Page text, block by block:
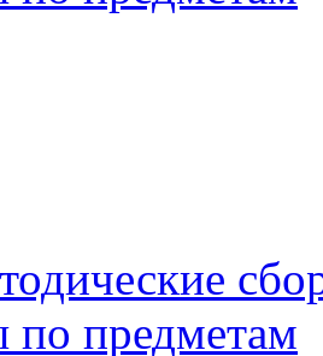
по предметам